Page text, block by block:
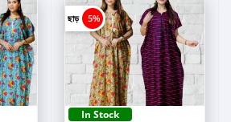
ছাড় 5%
In Stock